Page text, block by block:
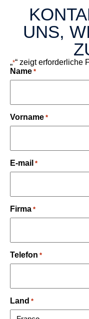
UNS,
„*“ zeigt erforderliche
Name *
Vorname *
E-mail *
Firma *
Telefon *
Land *